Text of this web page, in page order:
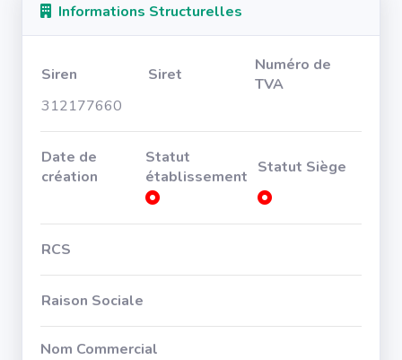
Informations Structurelles
Siren Siret
Numéro de
TVA
312177660
Date de
création
Statut
établissement Statut Siège
RCS
Raison Sociale
Nom Commercial